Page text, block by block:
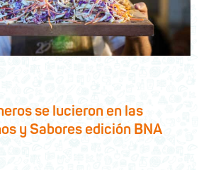
se lucieron en las
y Sabores edición BNA